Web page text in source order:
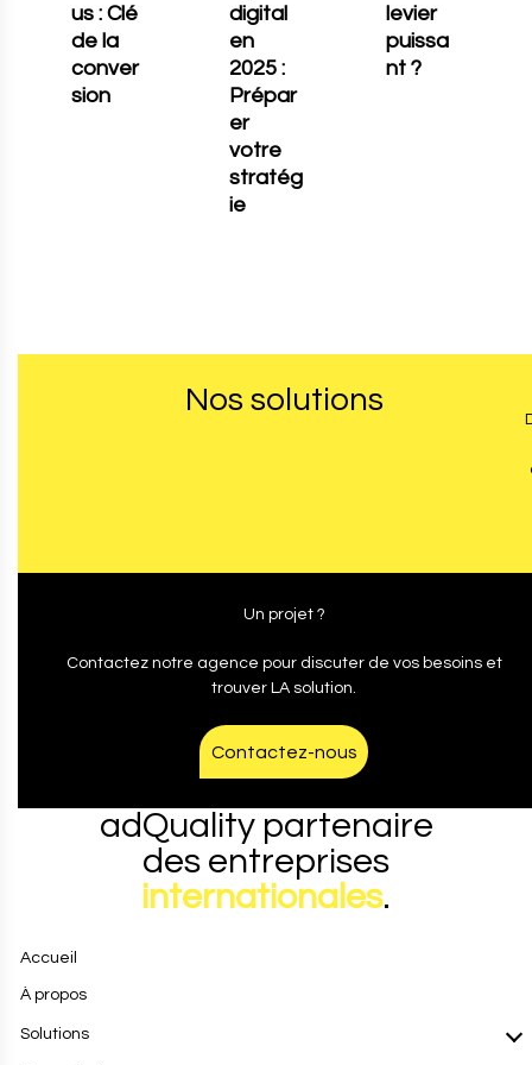
us : Clé
de la
conver
sion
digital
en
2025 :
Prépar
er
votre
stratég
ie
levier
puissa
nt ?
Nos solutions
Un projet ?
Contactez notre agence pour discuter de vos besoins et
trouver LA solution.
Contactez-nous
adQuality partenaire
des entreprises
internationales.
Accueil
À propos
Solutions